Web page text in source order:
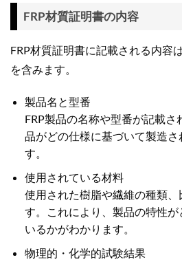
FRP材質証明書の内容
FRP材質証明書に記載される内容
を含みます。
製品名と型番
FRP製品の名称や型番が記載
品がどの仕様に基づいて製造さ
す。
使用されている材料
使用された樹脂や繊維の種類、
す。これにより、製品の特性
いるかがわかります。
物理的・化学的試験結果